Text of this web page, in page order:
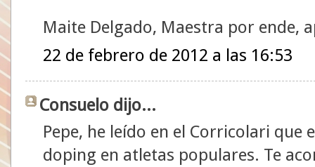
Maite Delgado, Maestra por ende,
22 de febrero de 2012 a las 16:53
Consuelo dijo...
Pepe, he leído en el Corricolari que
doping en atletas populares. Te